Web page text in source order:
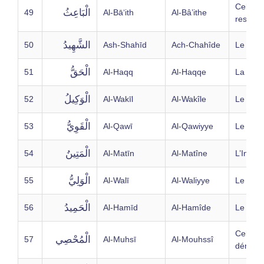
49 الْبَاعِثُ Al-Bā‘ith Al-Bâ’ithe
Celui
50 الشَّهِيدُ Ash-Shahīd Ach-Chahîde Le
51 الْحَقُّ Al-Haqq Al-Haqqe La
52 الْوَكِيلُ Al-Wakīl Al-Wakîle Le
53 الْقَوِيُّ Al-Qawī Al-Qawiyye Le Fort
54 الْمَتِينُ Al-Matīn Al-Matîne
55 الْوَلِيُّ Al-Walī Al-Waliyye Le
56 الْحَمِيدُ Al-Hamīd Al-Hamîde Le
57 الْمُحْصِي Al-Muhsī Al-Mouhssî
Celui